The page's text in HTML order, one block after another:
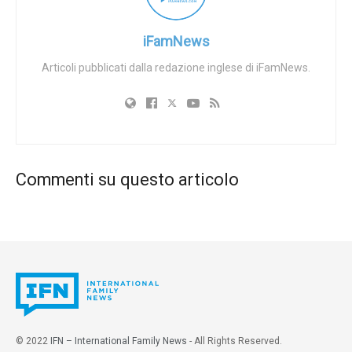
ideologia di genere LGBT ideology
iFamNews
Articoli pubblicati dalla redazione inglese di iFamNews.
Commenti su questo articolo
© 2022 IFN – International Family News - All Rights Reserved.